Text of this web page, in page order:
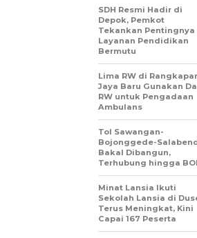
SDH Resmi Hadir di
Depok, Pemkot
Tekankan Pentingnya
Layanan Pendidikan
Bermutu
Lima RW di
Jaya Baru Gunakan
RW untuk Pengadaan
Ambulans
Tol Sawangan-
Bojonggede-
Bakal Dibangun,
Terhubung hingga
Minat Lansia Ikuti
Sekolah Lansia di
Terus Meningkat, Kini
Capai 167 Peserta